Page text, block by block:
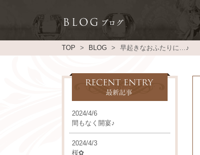
TOP BLOG 早起きなおふたりに…♪
2024/4/6
間もなく開宴♪
2024/4/3
桜✿